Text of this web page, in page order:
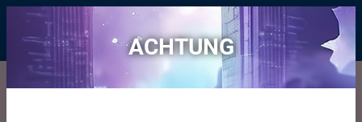
Bis zu 20 € Rabatt* mit dem Vorteils-Codeeintauchen , gültig bis
11.08.2026
ACHTUNG